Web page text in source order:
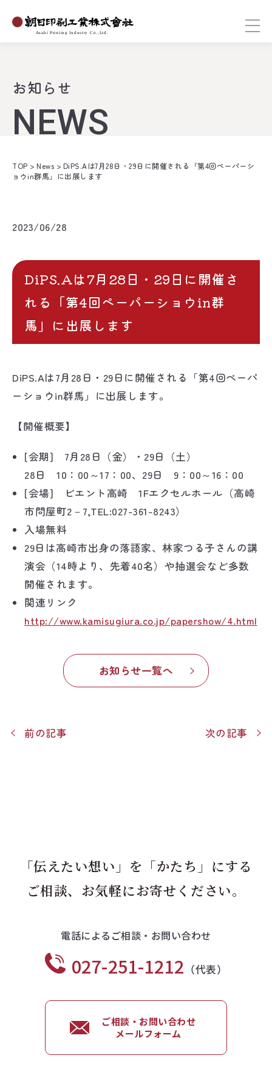
お知らせ
NEWS
TOP >News > DiPS.Aは7月28日・29日に開催される「第4回ペーパーシ
ョウin群馬」に出展します
2023/06/28
DiPS.Aは7月28日・29日に開催さ
れる「第4回ペーパーショウin群
馬」に出展します
DiPS.Aは7月28日・29日に開催される「第4回ペーパ
ーショウin群馬」に出展します。
【開催概要】
[会期] 7月28日（金）・29日（土）
28日 10：00～17：00、29日 9：00～16：00
[会場] ビエント高崎 1Fエクセルホール（高崎
市問屋町2－7,TEL:027-361-8243）
入場無料
29日は高崎市出身の落語家、林家つる子さんの講
演会（14時より、先着40名）や抽選会など多数
開催されます。
関連リンク
http://www.kamisugiura.co.jp/papershow/4.html
お知らせ一覧へ
前の記事 次の記事
「伝えたい想い」を「かたち」にする
ご相談、お気軽にお寄せください。
電話によるご相談・お問い合わせ
027-251-1212 （代表）
ご相談・お問い合わせ
メールフォーム